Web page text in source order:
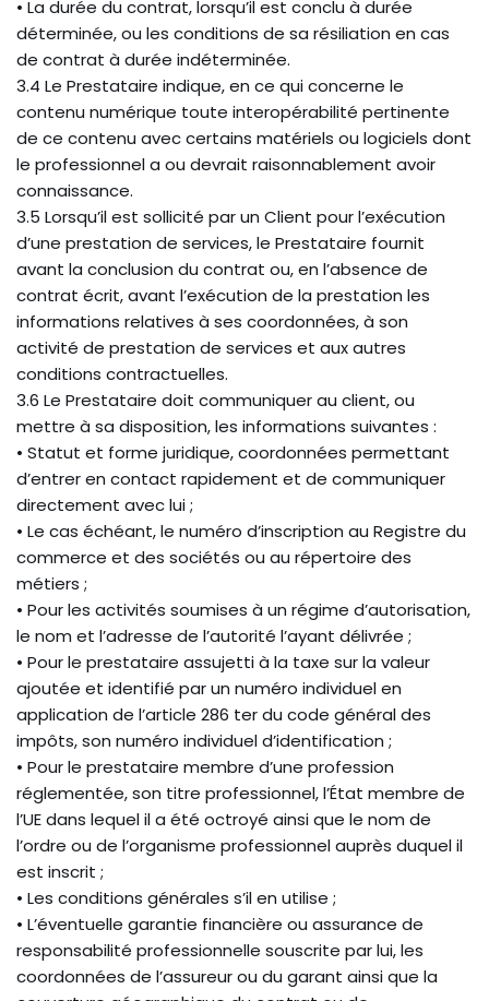
• La durée du contrat, lorsqu’il est conclu à durée
déterminée, ou les conditions de sa résiliation en cas
de contrat à durée indéterminée.
3.4 Le Prestataire indique, en ce qui concerne le
contenu numérique toute interopérabilité pertinente
de ce contenu avec certains matériels ou logiciels dont
le professionnel a ou devrait raisonnablement avoir
connaissance.
3.5 Lorsqu’il est sollicité par un Client pour l’exécution
d’une prestation de services, le Prestataire fournit
avant la conclusion du contrat ou, en l’absence de
contrat écrit, avant l’exécution de la prestation les
informations relatives à ses coordonnées, à son
activité de prestation de services et aux autres
conditions contractuelles.
3.6 Le Prestataire doit communiquer au client, ou
mettre à sa disposition, les informations suivantes :
• Statut et forme juridique, coordonnées permettant
d’entrer en contact rapidement et de communiquer
directement avec lui ;
• Le cas échéant, le numéro d’inscription au Registre du
commerce et des sociétés ou au répertoire des
métiers ;
• Pour les activités soumises à un régime d’autorisation,
le nom et l’adresse de l’autorité l’ayant délivrée ;
• Pour le prestataire assujetti à la taxe sur la valeur
ajoutée et identifié par un numéro individuel en
application de l’article 286 ter du code général des
impôts, son numéro individuel d’identification ;
• Pour le prestataire membre d’une profession
réglementée, son titre professionnel, l’État membre de
l’UE dans lequel il a été octroyé ainsi que le nom de
l’ordre ou de l’organisme professionnel auprès duquel il
est inscrit ;
• Les conditions générales s’il en utilise ;
• L’éventuelle garantie financière ou assurance de
responsabilité professionnelle souscrite par lui, les
coordonnées de l’assureur ou du garant ainsi que la